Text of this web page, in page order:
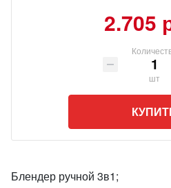
2.705
шт
Блендер ручной 3в1;